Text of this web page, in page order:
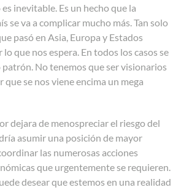
inevitable. Es un hecho que la
se va a complicar mucho más. Tan solo
pasó en Asia, Europa y Estados
que nos espera. En todos los casos se
patrón. No tenemos que ser visionarios
que se nos viene encima un mega
dejara de menospreciar el riesgo del
asumir una posición de mayor
las numerosas acciones
que urgentemente se requieren.
desear que estemos en una realidad